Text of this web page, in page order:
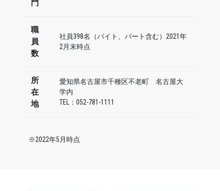
門
職
員
数
社員398名（バイト、パート含む）2021年
2月末時点
所
在
地
愛知県名古屋市千種区不老町 名古屋大
学内
TEL：052-781-1111
※2022年5月時点